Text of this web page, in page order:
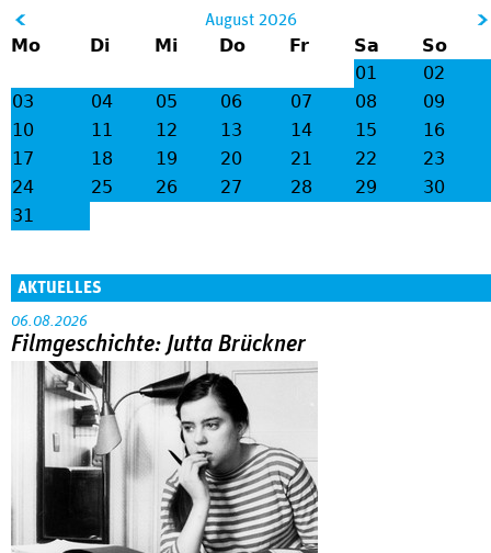
lt;
August 2026
Mo Di Mi Do Fr Sa
So
01
02
03
04 05 06 07 08
09
10
11 12 13 14 15
16
17
18 19 20 21 22
23
24
25 26 27 28 29
30
31
AKTUELLES
06.08.2026
Filmgeschichte: Jutta Brückner